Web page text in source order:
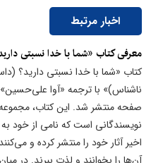
اخبار مرتبط
معرفی کتاب «​شما با خدا نسبتی
کتاب «شما با خدا نسبتی دارید؟
صفحه منتشر شد. این کتاب،
نویسندگانی است که نامی از خود
اخیر آثار خود را منتشر کرده و